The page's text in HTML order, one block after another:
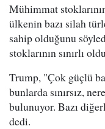
Mühimmat
ülkenin bazı silah
sahip olduğunu
stoklarının sınırlı
Trump, "Çok güçlü
bunlarda sınırsız,
bulunuyor. Bazı
dedi.